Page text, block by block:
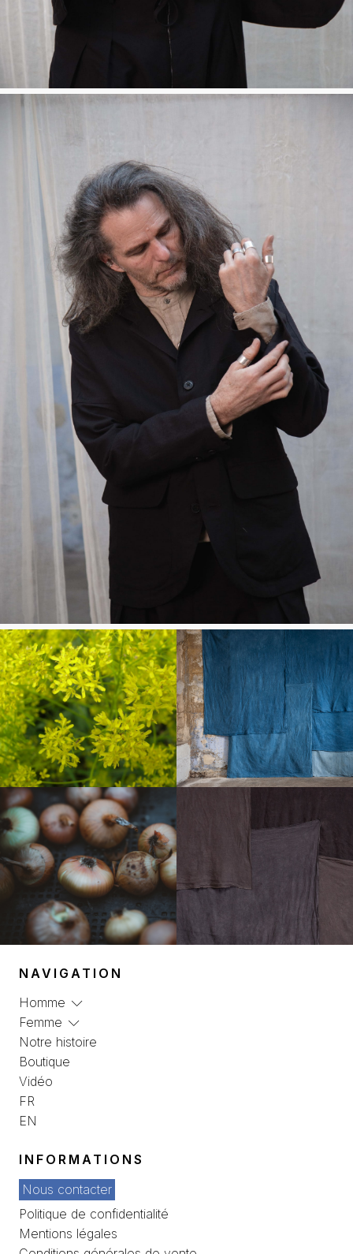
NAVIGATION
Homme
Femme
Notre histoire
Boutique
Vidéo
FR
EN
INFORMATIONS
Nous contacter
Politique de confidentialité
Mentions légales